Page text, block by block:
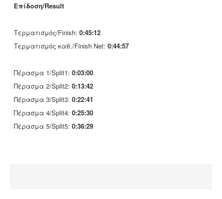
Επίδοση/Result
Τερματισμός/Finish: 0:45:12
Τερματισμός καθ./Finish Net: 0:44:57
Πέρασμα 1/Split1: 0:03:00
Πέρασμα 2/Split2: 0:13:42
Πέρασμα 3/Split3: 0:22:41
Πέρασμα 4/Split4: 0:25:30
Πέρασμα 5/Split5: 0:36:29